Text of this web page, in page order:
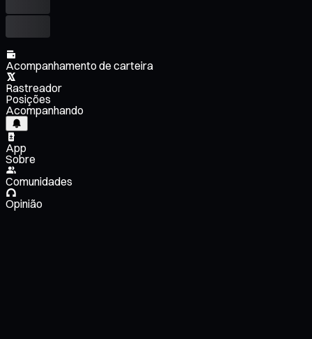
Acompanhamento de carteira
Rastreador
Posições
Acompanhando
App
Sobre
Comunidades
Opinião